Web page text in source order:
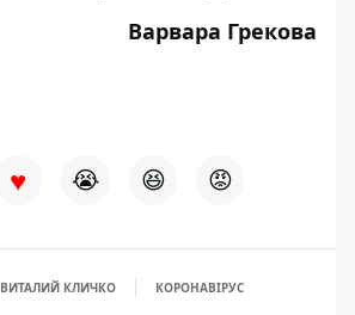
Варвара Грекова
♥ 😭 😆 😡
ВИТАЛИЙ КЛИЧКО КОРОНАВІРУС